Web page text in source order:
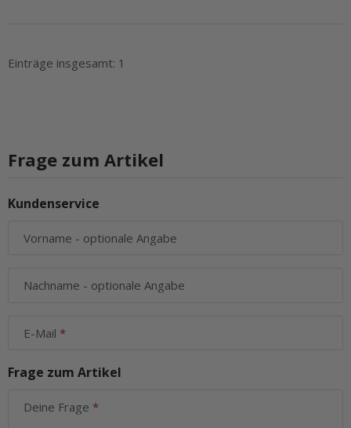
Einträge insgesamt: 1
Frage zum Artikel
Kundenservice
Vorname - optionale Angabe
Nachname - optionale Angabe
E-Mail
Frage zum Artikel
Deine Frage